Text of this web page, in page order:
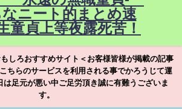
ニート的まとめ速
童貞上等夜露死苦！
もしろおすすめサイト＜お客様皆様が掲載の記事
ちらのサービスを利用される事でかろうじて運
は足元が悪い中ご足労頂き誠に有難うございま
す。